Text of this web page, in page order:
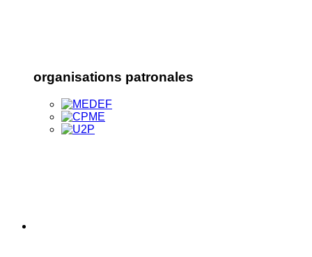
organisations patronales